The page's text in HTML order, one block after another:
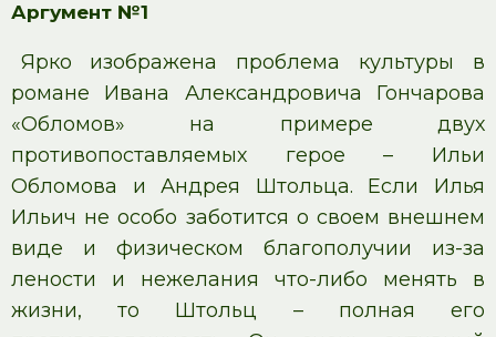
Аргумент №1
Ярко изображена проблема культуры в
романе Ивана Александровича Гончарова
«Обломов» на примере двух
противопоставляемых герое – Ильи
Обломова и Андрея Штольца. Если Илья
Ильич не особо заботится о своем внешнем
виде и физическом благополучии из-за
лености и нежелания что-либо менять в
жизни, то Штольц – полная его